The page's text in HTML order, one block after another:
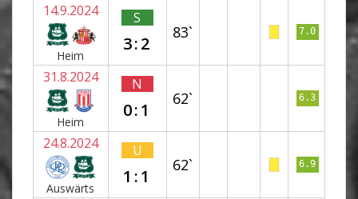
14.9.2024
Heim
S
3:2
83` 7.0
31.8.2024
Heim
N
0:1
62` 6.3
24.8.2024
Auswärts
U
1:1
62` 6.9